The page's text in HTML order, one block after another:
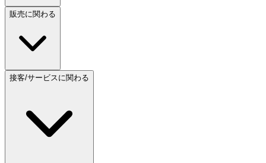
販売に関わる
接客/サービスに関わる